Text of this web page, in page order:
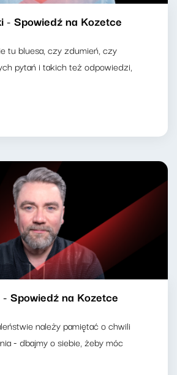
- Spowiedź na Kozetce
tu bluesa, czy zdumień, czy
pytań i takich też odpowiedzi,
Spowiedź na Kozetce
należy pamiętać o chwili
- dbajmy o siebie, żeby móc